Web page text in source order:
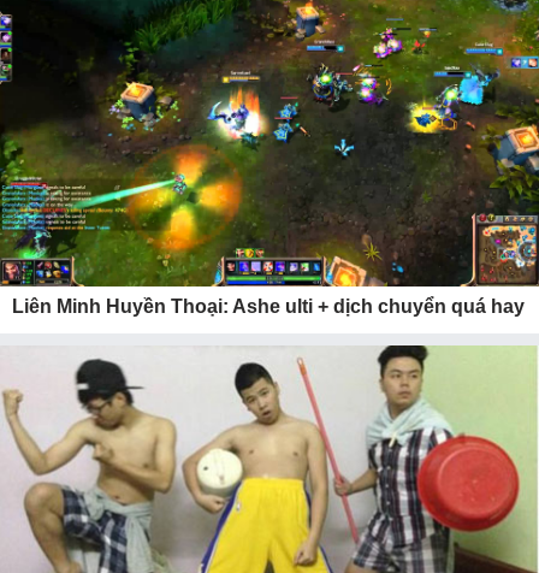
Liên Minh Huyền Thoại: Ashe ulti + dịch chuyển quá hay